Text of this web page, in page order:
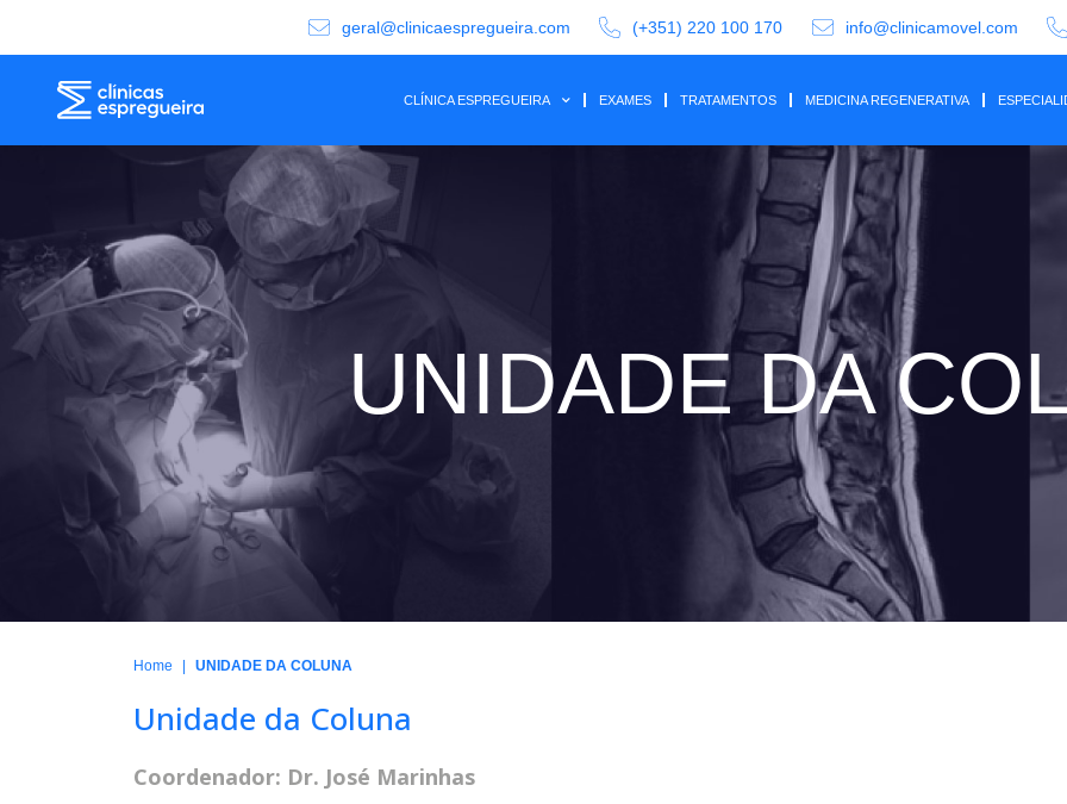
geral@clinicaespregueira.com (+351) 220 100 170 info@clinicamovel.com
CLÍNICA ESPREGUEIRA EXAMES TRATAMENTOS MEDICINA REGENERATIVA
UNIDADE DA
Home | UNIDADE DA COLUNA
Unidade da Coluna
Coordenador: Dr. José Marinhas